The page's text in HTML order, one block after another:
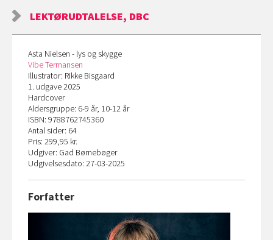
LEKTØRUDTALELSE, DBC
Asta Nielsen - lys og skygge
Vibe Termansen
Illustrator: Rikke Bisgaard
1. udgave 2025
Hardcover
Aldersgruppe: 6-9 år, 10-12 år
ISBN: 9788762745360
Antal sider: 64
Pris: 299,95 kr.
Udgiver: Gad Børnebøger
Udgivelsesdato: 27-03-2025
Forfatter